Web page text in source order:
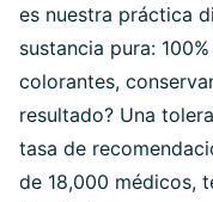
es nuestra práctica
sustancia pura:
colorantes,
resultado? Una
tasa de
de 18,000 médicos,